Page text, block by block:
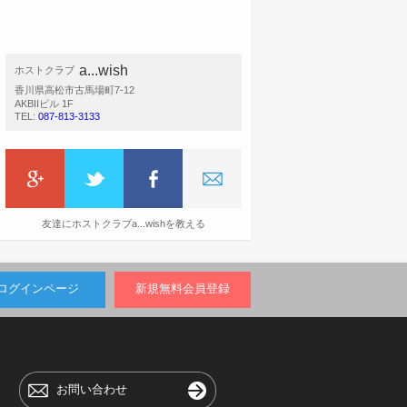
ホストクラブ a...wish
香川県高松市古馬場町7-12
AKBIIビル 1F
TEL: 087-813-3133
友達にホストクラブa...wishを教える
グインページ 新規無料会員登録
お問い合わせ